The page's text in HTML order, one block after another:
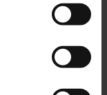
af el,
medføre et